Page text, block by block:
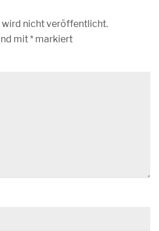
wird nicht veröffentlicht.
mit* markiert